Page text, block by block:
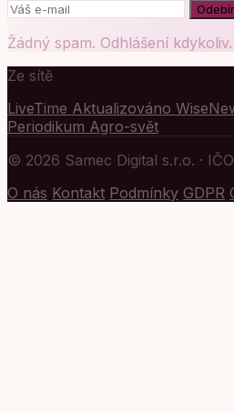
Žádný spam. Odhlášení kdykoliv.
Ze sítě
LiveTime Aktualizováno
Periodikum Agro-svět
© 2026 Samec Digital s.r.o. ·
O nás Kontakt Podmínky GDPR